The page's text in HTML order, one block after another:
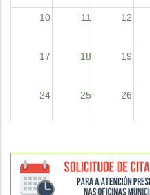
10 11 12
17 18 19
24 25 26